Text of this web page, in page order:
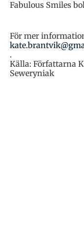
Fabulous Smiles
För mer
.
Källa: Författarna
Seweryniak